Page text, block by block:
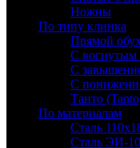
Ножны
По типу клинка
Прямой
С вогнутым
С
С
Танто
По материалам
Сталь
Сталь ЭИ-